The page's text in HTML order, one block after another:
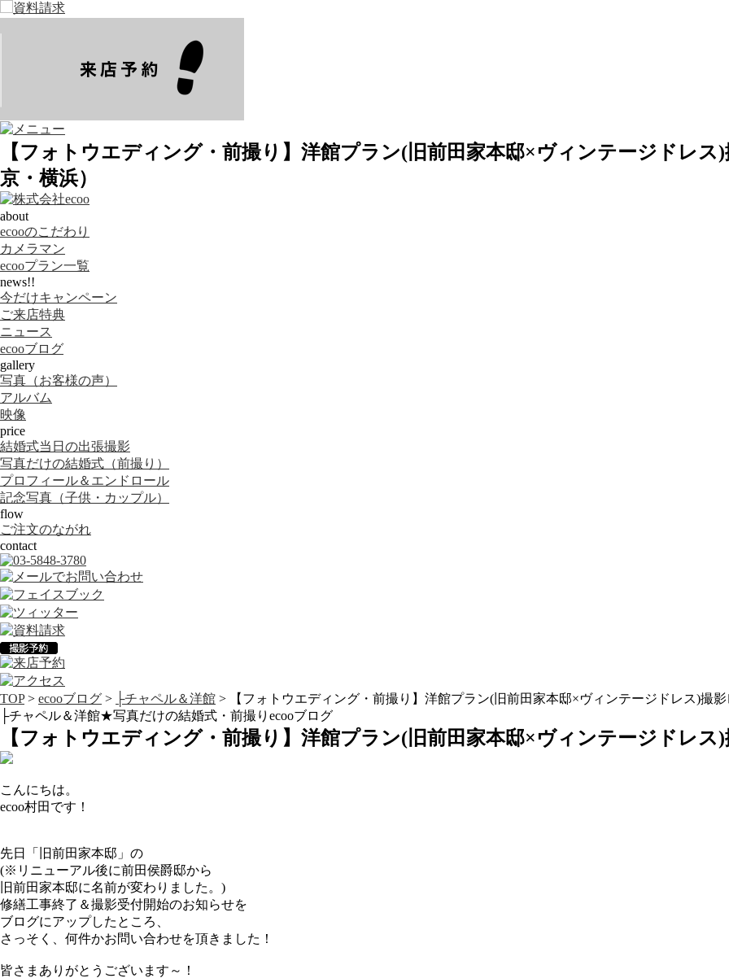
【フォトウエディング・前撮り】洋館プラン(旧前田家本邸×ヴィンテージドレ
京・横浜）
about
ecooのこだわり
カメラマン
ecooプラン一覧
news!!
今だけキャンペーン
ご来店特典
ニュース
ecooブログ
gallery
写真（お客様の声）
アルバム
映像
price
結婚式当日の出張撮影
写真だけの結婚式（前撮り）
プロフィール＆エンドロール
記念写真（子供・カップル）
flow
ご注文のながれ
contact
TOP> ecooブログ > ├チャペル＆洋館 > 【フォトウエディング・前撮り】洋館プラン(旧前田家本邸×ヴィンテージドレス)撮影
├チャペル＆洋館★写真だけの結婚式・前撮り ecooブログ
【フォトウエディング・前撮り】洋館プラン(旧前田家本邸×ヴィンテージドレス)
こんにちは。
ecoo村田です！
先日「旧前田家本邸」の
(※リニューアル後に前田侯爵邸から
旧前田家本邸に名前が変わりました。)
修繕工事終了＆撮影受付開始のお知らせを
ブログにアップしたところ、
さっそく、何件かお問い合わせを頂きました！
皆さまありがとうございます～！